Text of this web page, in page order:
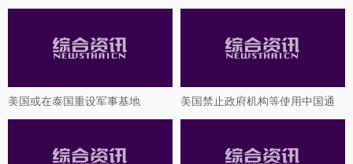
更高收入！思路详解！
行反制？商务部回应
美国或在泰国重设军事基地
美国禁止政府机构等使用中国通
讯产品 商务部回应